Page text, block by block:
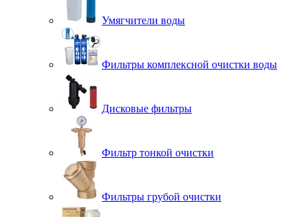
Умягчители воды
Фильтры комплексной очистки воды
Дисковые фильтры
Фильтр тонкой очистки
Фильтры грубой очистки